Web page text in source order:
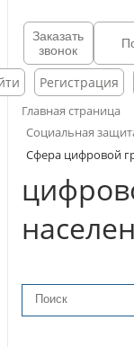
Заказать
звонок
Регистрация
Главная страница
Социальная
Сфера цифровой